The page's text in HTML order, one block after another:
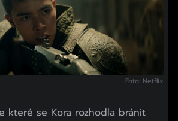
Foto: Netflix
které se Kora rozhodla bránit